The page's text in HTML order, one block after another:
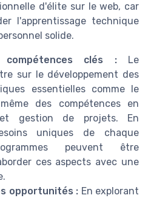
d'élite sur le web, car
l'apprentissage technique
solide.
compétences clés :Le
sur le développement des
essentielles comme le
des compétences en
gestion de projets. En
uniques de chaque
peuvent être
ces aspects avec une
opportunités : En explorant